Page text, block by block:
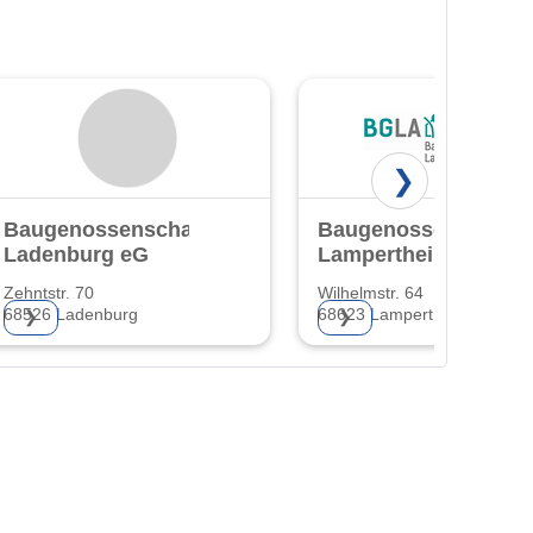
Baugenossenschaft
Ladenburg eG
Zehntstr. 70
68526 Ladenburg
❯
Baugenossenschaft
Lampertheim eG
Wilhelmstr. 64
68623 Lampertheim
❯
❯